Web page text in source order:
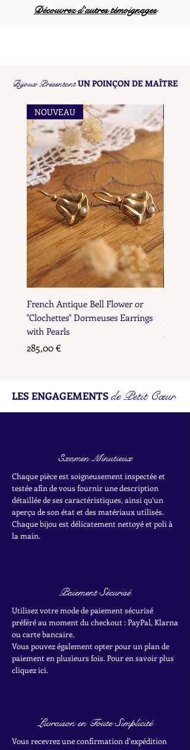
Découvrez d’autres témoignages
Bijoux PrésentantUN POINÇON DE MAÎTRE
NOUVEAU
French Antique Bell Flower or
"Clochettes" Dormeuses Earrings
with Pearls
Prix
285,00 €
LES ENGAGEMENTSde Petit Cœur
Examen Minutieux
Chaque pièce est soigneusement inspectée et
testée afin de vous fournir une description
détaillée de ses caractéristiques, ainsi qu’un
aperçu de son état et des matériaux utilisés.
Chaque bijou est délicatement nettoyé et poli à
la main.
Paiement Sécurisé
Utilisez votre mode de paiement sécurisé
préféré au moment du checkout : PayPal, Klarna
ou carte bancaire.
Vous pouvez également opter pour un plan de
paiement en plusieurs fois. Pour en savoir plus
cliquez ici.
Livraison en Toute Simplicité
Vous recevrez une confirmation d’expédition